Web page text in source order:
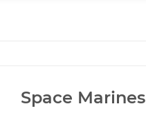
Space Marines